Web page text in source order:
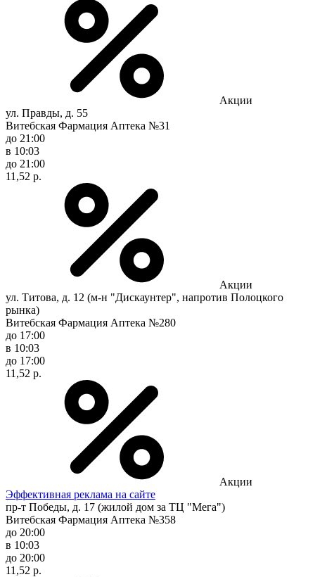
Акции
ул. Правды, д. 55
Витебская Фармация Аптека №31
до 21:00
в 10:03
до 21:00
11,52 р.
Акции
ул. Титова, д. 12 (м-н "Дискаунтер", напротив Полоцкого
рынка)
Витебская Фармация Аптека №280
до 17:00
в 10:03
до 17:00
11,52 р.
Акции
Эффективная реклама на сайте
пр-т Победы, д. 17 (жилой дом за ТЦ "Мега")
Витебская Фармация Аптека №358
до 20:00
в 10:03
до 20:00
11,52 р.